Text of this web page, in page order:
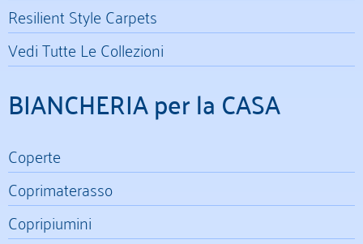
Resilient Style Carpets
Vedi Tutte Le Collezioni
BIANCHERIA per la CASA
Coperte
Coprimaterasso
Copripiumini